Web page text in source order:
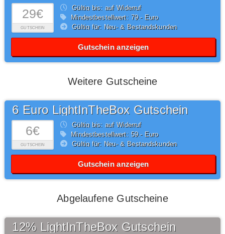
29€
GUTSCHEIN
Gültig bis: auf Widerruf
Mindestbestellwert: 79,- Euro
Gültig für: Neu- & Bestandskunden
Gutschein anzeigen
Weitere Gutscheine
6€
GUTSCHEIN
6 Euro LightInTheBox Gutschein
Gültig bis: auf Widerruf
Mindestbestellwert: 59,- Euro
Gültig für: Neu- & Bestandskunden
Gutschein anzeigen
Abgelaufene Gutscheine
12% LightInTheBox Gutschein